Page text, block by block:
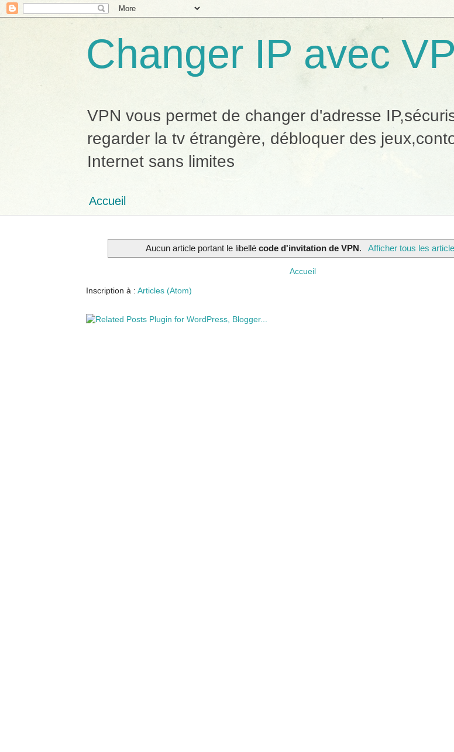
Changer IP avec
VPN vous permet de changer d'adresse
regarder la tv étrangère, débloquer des
Internet sans limites
Accueil
Aucun article portant le libellécode d'invitation de VPN. Afficher tous les
Accueil
Inscription à : Articles (Atom)